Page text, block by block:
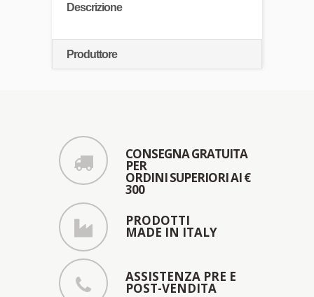
Descrizione
Produttore
CONSEGNA GRATUITA
PER
ORDINI SUPERIORI AI €
300
PRODOTTI
MADE IN ITALY
ASSISTENZA PRE E
POST-VENDITA